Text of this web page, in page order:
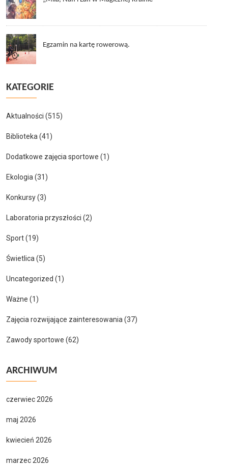
Egzamin na kartę rowerową.
KATEGORIE
Aktualności (515)
Biblioteka (41)
Dodatkowe zajęcia sportowe (1)
Ekologia (31)
Konkursy(3)
Laboratoria przyszłości (2)
Sport(19)
Świetlica (5)
Uncategorized (1)
Ważne (1)
Zajęcia rozwijające zainteresowania (37)
Zawody sportowe (62)
ARCHIWUM
czerwiec 2026
maj 2026
kwiecień 2026
marzec 2026